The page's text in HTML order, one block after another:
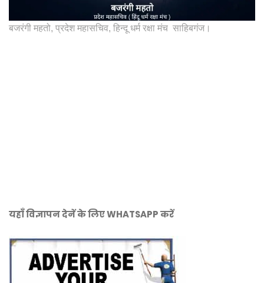
बजरंगी महतो, प्रदेश महासचिव, हिन्दू धर्म रक्षा मंच साहिबगंज।
यहाँ विज्ञापन देनें के लिए WHATSAPP करें